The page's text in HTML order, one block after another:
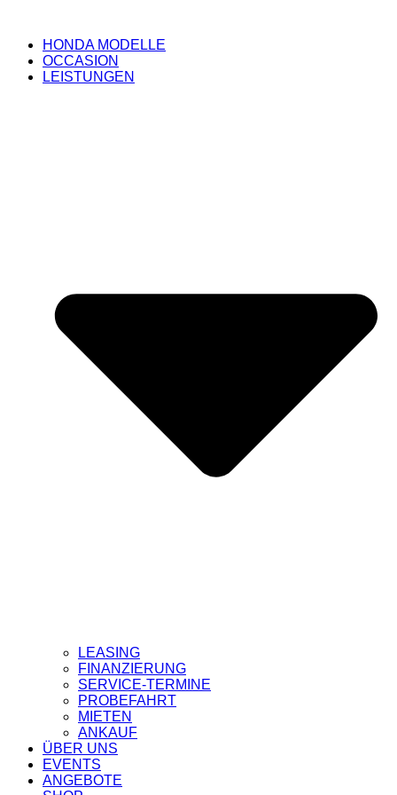
HONDA MODELLE
OCCASION
LEISTUNGEN
LEASING
FINANZIERUNG
SERVICE-TERMINE
PROBEFAHRT
MIETEN
ANKAUF
ÜBER UNS
EVENTS
ANGEBOTE